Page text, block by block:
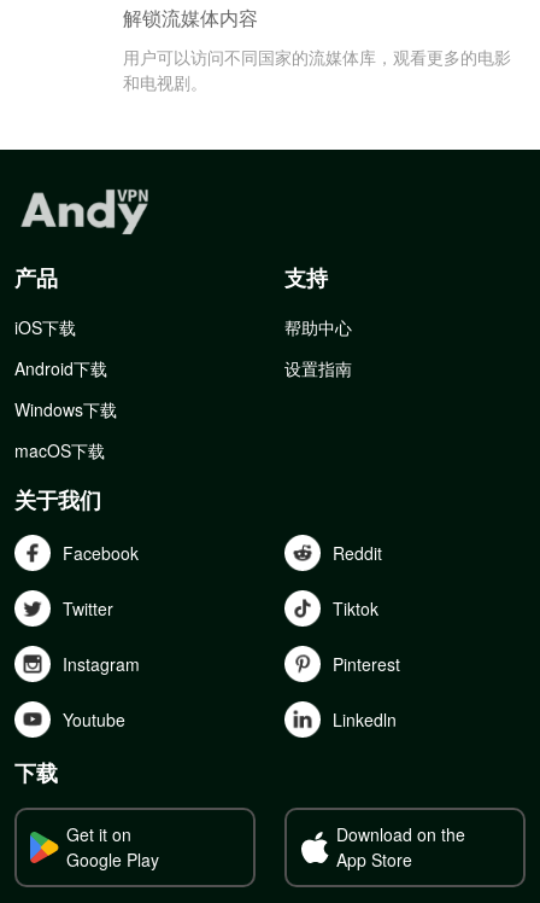
解锁流媒体内容
用户可以访问不同国家的流媒体库，观看更多的电影
和电视剧。
产品
iOS下载
Android下载
Windows下载
macOS下载
支持
帮助中心
设置指南
关于我们
Facebook Reddit
Twitter Tiktok
Instagram Pinterest
Youtube Linkedln
下载
Get it on
Google Play
Download on the
App Store